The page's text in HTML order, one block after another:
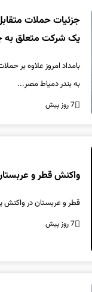
جزئیات حملات
یک شرکت متعلق
بامداد امروز علاوه بر
به بندر دمیاط مصر...
7 روز پیش
واکنش قطر و
قطر و عربستان در واکنش
7 روز پیش